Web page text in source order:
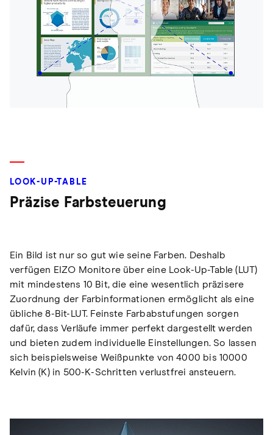
LOOK-UP-TABLE
Präzise Farbsteuerung
Ein Bild ist nur so gut wie seine Farben. Deshalb
verfügen EIZO Monitore über eine Look-Up-Table (LUT)
mit mindestens 10 Bit, die eine wesentlich präzisere
Zuordnung der Farbinformationen ermöglicht als eine
übliche 8-Bit-LUT. Feinste Farbabstufungen sorgen
dafür, dass Verläufe immer perfekt dargestellt werden
und bieten zudem individuelle Einstellungen. So lassen
sich beispielsweise Weißpunkte von 4000 bis 10000
Kelvin (K) in 500-K-Schritten verlustfrei ansteuern.